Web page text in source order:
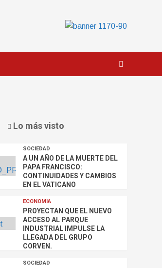
Lo más visto
SOCIEDAD
A UN AÑO DE LA MUERTE DEL
PAPA FRANCISCO:
CONTINUIDADES Y CAMBIOS
EN EL VATICANO
ECONOMIA
PROYECTAN QUE EL NUEVO
ACCESO AL PARQUE
INDUSTRIAL IMPULSE LA
LLEGADA DEL GRUPO
CORVEN.
SOCIEDAD